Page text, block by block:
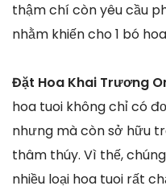
thậm chí còn yêu cầu
nhằm khiến cho 1 bó
Đặt Hoa Khai Trương
hoa tuoi không chỉ có
nhưng mà còn sở hữu
thâm thúy. Vì thế,
nhiều loại hoa tuoi rất